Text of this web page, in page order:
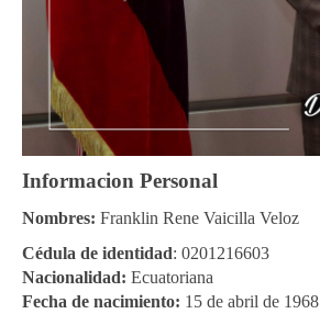
Informacion Personal
Nombres: Franklin Rene Vaicilla Veloz
Cédula de identidad: 0201216603
Nacionalidad: Ecuatoriana
Fecha de nacimiento: 15 de abril de 1968